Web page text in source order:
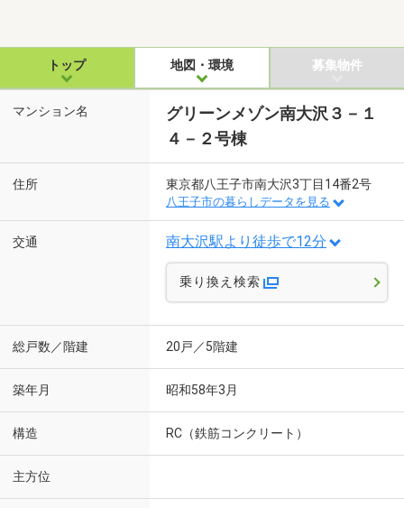
トップ 地図・環境 募集物件
マンション名
グリーンメゾン南大沢３－１
４－２号棟
住所 東京都八王子市南大沢3丁目14番2号
八王子市の暮らしデータを見る
交通 南大沢駅より徒歩で12分
乗り換え検索
総戸数／階建 20戸／5階建
築年月 昭和58年3月
構造 RC（鉄筋コンクリート）
主方位